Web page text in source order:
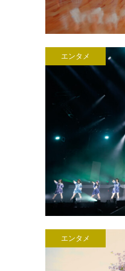
エンタメ
エンタメ